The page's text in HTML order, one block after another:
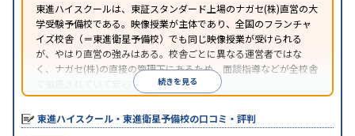
東進ハイスクールは、東証スタンダード上場のナガセ(株)直営の大
学受験予備校である。映像授業が主体であり、全国のフランチャ
イズ校舎（＝東進衛星予備校）でも同じ映像授業が受けられる
が、やはり直営の強みはある。校舎ごとに異なる運営者ではな
く、ナガセ(株)の直接の管理下にあるため、面談指導などが全校舎
で徹底されていて安心できる。
東進衛星予備校は、運営会社により指導方針や校舎のルールが異
なる。体験授業では、授業のみで判断するのではなく、担当者や
校舎雰囲気、校舎での合格実績などを確認すると良いだろう。
続きを見る
東進ハイスクール・東進衛星予備校の口コミ・評判